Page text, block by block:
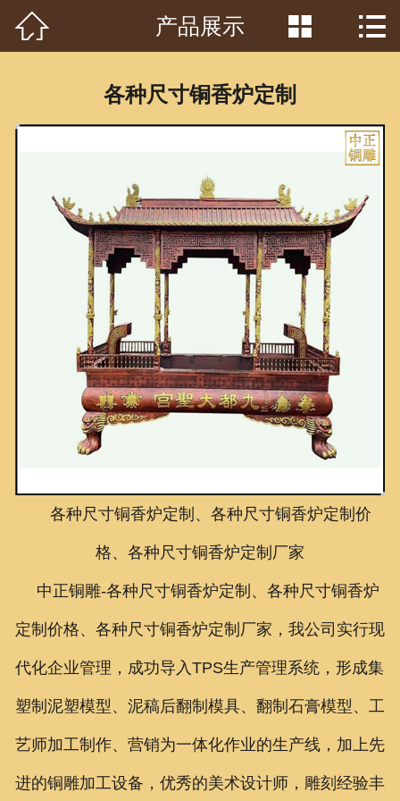
首页
客户见证
常识问答
新闻资讯
荣誉资质
泥塑鉴赏
联系我们
 产品展示  
各种尺寸铜香炉定制
各种尺寸铜香炉定制、各种尺寸铜香炉定制价
格、各种尺寸铜香炉定制厂家
中正铜雕-各种尺寸铜香炉定制、各种尺寸铜香炉
定制价格、各种尺寸铜香炉定制厂家 ，我公司实行现
代化企业管理，成功导入TPS生产管理系统，形成集
塑制泥塑模型、泥稿后翻制模具、翻制石膏模型、工
艺师加工制作、营销为一体化作业的生产线，加上先
进的铜雕加工设备，优秀的美术设计师，雕刻经验丰